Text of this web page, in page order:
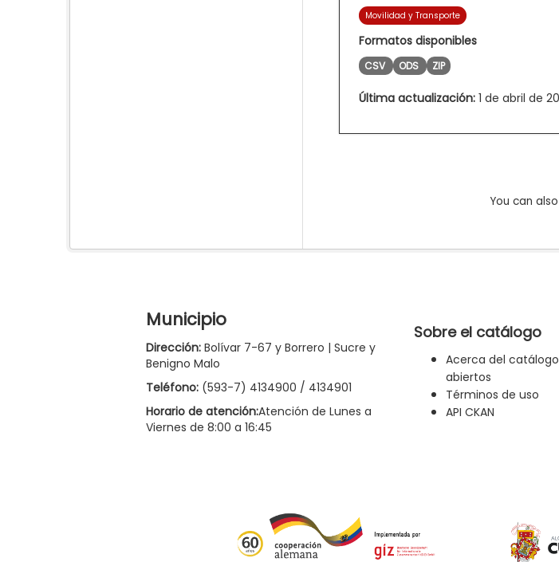
Movilidad y Transporte
Formatos disponibles
CSV ODS ZIP
Última actualización: 1 de abril de
You can
Municipio
Dirección: Bolívar 7-67 y Borrero | Sucre y
Benigno Malo
Teléfono: (593-7) 4134900 / 4134901
Horario de atención:Atención de Lunes a
Viernes de 8:00 a 16:45
Sobre el catálogo
Acerca del
abiertos
Términos de uso
API CKAN